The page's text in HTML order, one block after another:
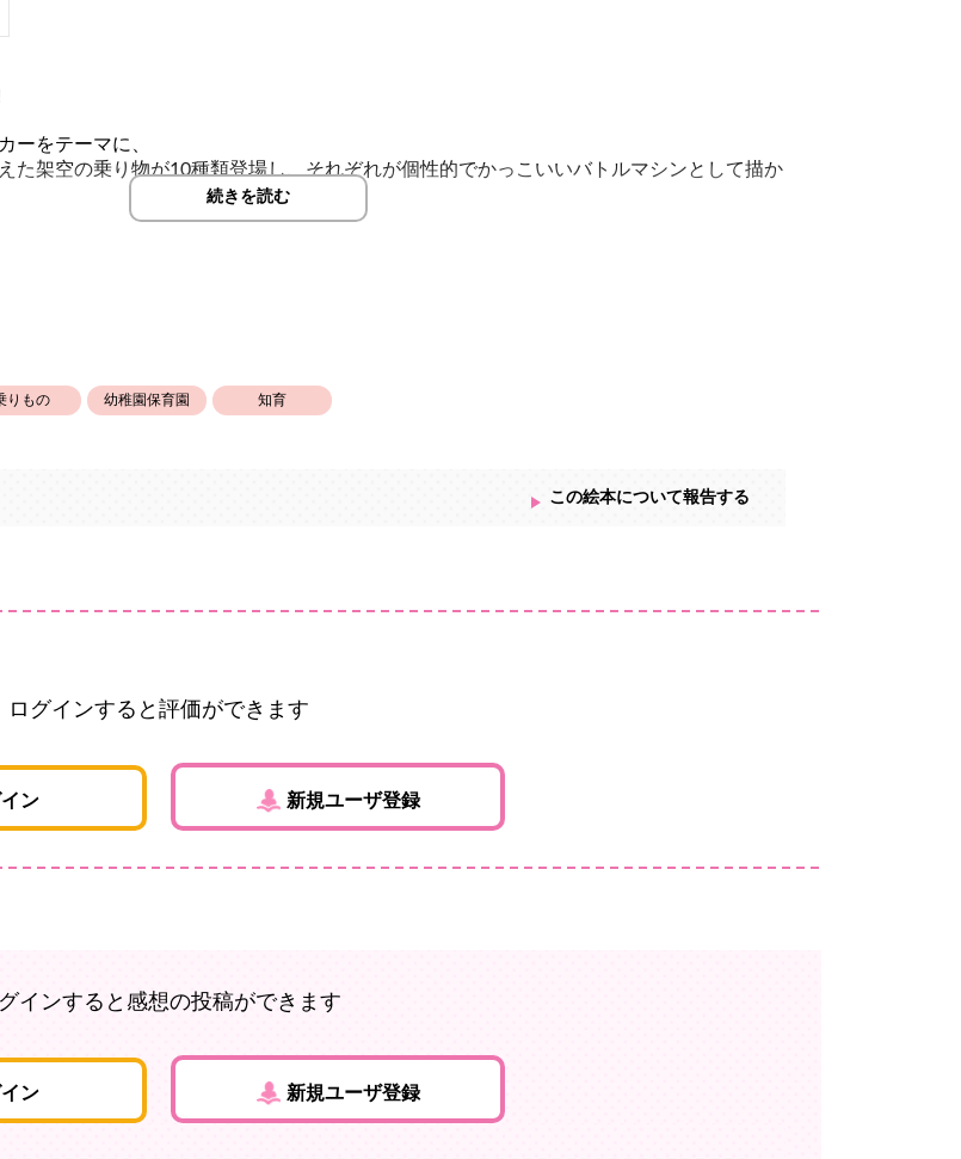
ーをテーマに、
た架空の乗り物が10種類登場し、それぞれが個性的でかっこいいバトルマシンとして描か
どのマシンが一番強いかな？」と話し合う時間も特別なひとときになるはずです！
続きを読む
りもの 幼稚園保育園 知育
この絵本について報告する
ログインすると評価ができます
ン 新規ユーザ登録
インすると感想の投稿ができます
ン 新規ユーザ登録